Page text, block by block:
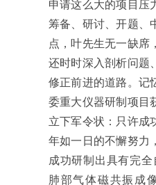
申请这么大的项目压
筹备、研讨、开题、
点，叶先生无一缺席
还时时深入剖析问题
修正前进的道路。记
委重大仪器研制项目
立下军令状：只许成
年如一日的不懈努力
成功研制出具有完
肺部气体磁共振成